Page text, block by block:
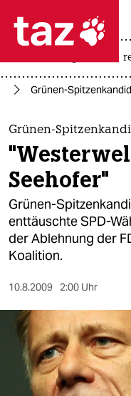
 taz
themen
politik
öko
gesellschaft
kultur
sport
berlin
nord
wahrheit
Grünen-
Grünen-
Seehofer"
Grünen-
enttäuschte SPD-
der Ablehnung der
Koalition.
10.8.2009 2:00 Uhr